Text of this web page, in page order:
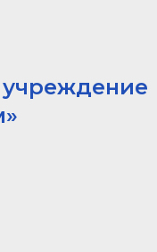
учреждение